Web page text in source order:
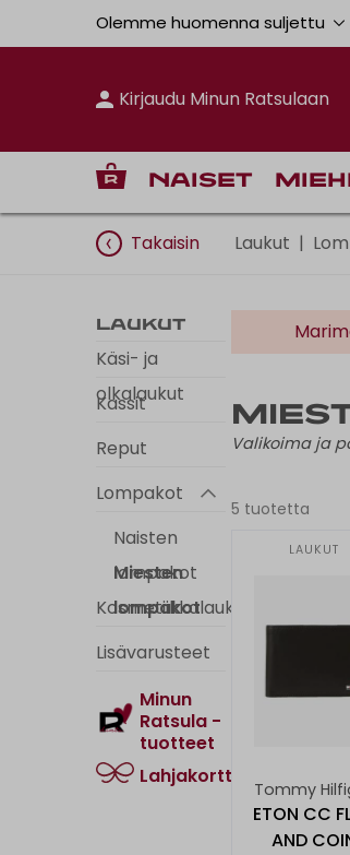
Olemme huomenna suljettu
Kirjaudu Minun Ratsulaan
Naiset
Takaisin Laukut |
Laukut
Käsi- ja
olkalaukut
Kassit
Reput
Lompakot
Naisten
lompakot
Miesten
lompakot
Kosmetiikkalaukut
Lisävarusteet
Minun
Ratsula -
tuotteet
Lahjakortti
Valikoima ja
5 tuotetta